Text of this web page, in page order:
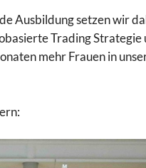
Ausbildung setzen wir
Trading
mehr Frauen in